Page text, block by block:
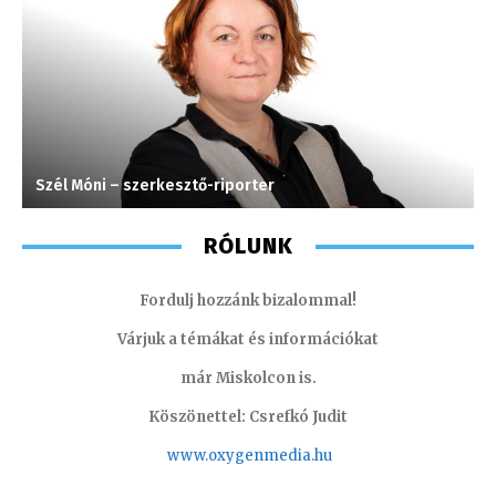
Szél Móni – szerkesztő-riporter
RÓLUNK
Fordulj hozzánk bizalommal!
Várjuk a témákat és információkat
már Miskolcon is.
Köszönettel: Csrefkó Judit
www.oxygenmedia.hu